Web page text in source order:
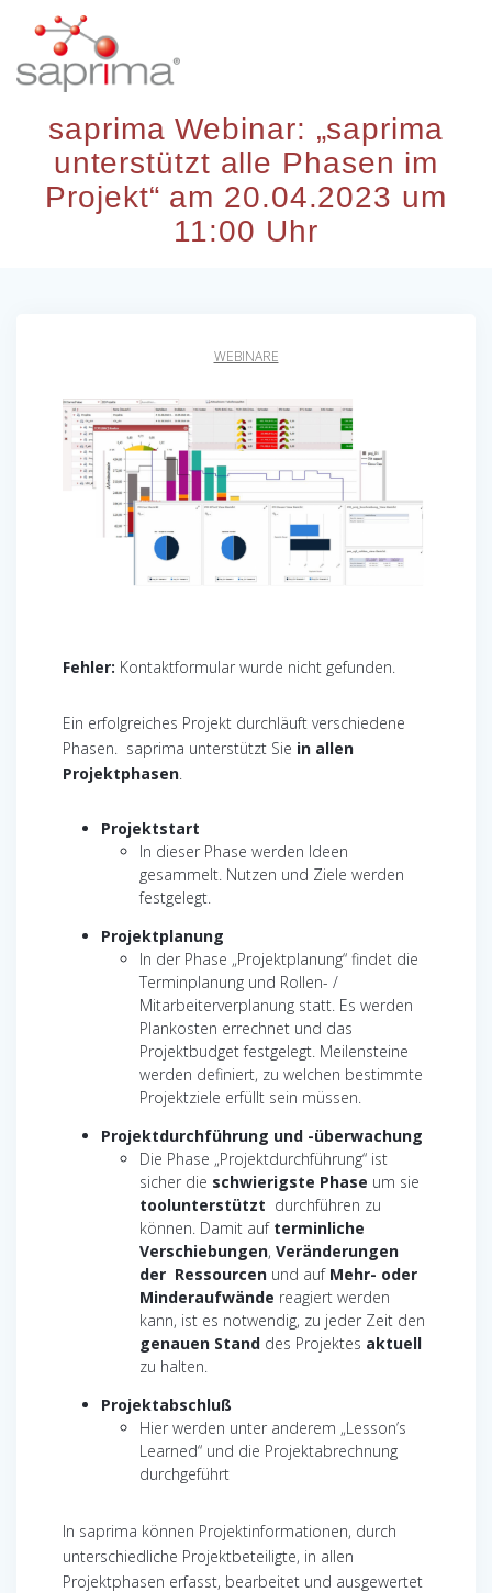
saprima Webinar: „saprima
unterstützt alle Phasen im
Projekt“ am 20.04.2023 um
11:00 Uhr
WEBINARE
Fehler: Kontaktformular wurde nicht gefunden.
Ein erfolgreiches Projekt durchläuft verschiedene
Phasen. saprima unterstützt Sie in allen
Projektphasen.
Projektstart
In dieser Phase werden Ideen
gesammelt. Nutzen und Ziele werden
festgelegt.
Projektplanung
In der Phase „Projektplanung“ findet die
Terminplanung und Rollen- /
Mitarbeiterverplanung statt. Es werden
Plankosten errechnet und das
Projektbudget festgelegt. Meilensteine
werden definiert, zu welchen bestimmte
Projektziele erfüllt sein müssen.
Projektdurchführung und -überwachung
Die Phase „Projektdurchführung“ ist
sicher die schwierigste Phase um sie
toolunterstützt durchführen zu
können. Damit auf terminliche
Verschiebungen, Veränderungen
der Ressourcen und auf Mehr- oder
Minderaufwände reagiert werden
kann, ist es notwendig, zu jeder Zeit den
genauen Stand des Projektes aktuell
zu halten.
Projektabschluß
Hier werden unter anderem „Lesson’s
Learned“ und die Projektabrechnung
durchgeführt
In saprima können Projektinformationen, durch
unterschiedliche Projektbeteiligte, in allen
Projektphasen erfasst, bearbeitet und ausgewertet